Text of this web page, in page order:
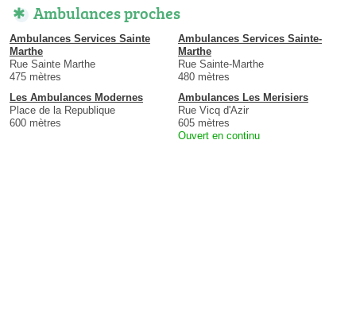
Ambulances proches
Ambulances Services Sainte
Marthe
Rue Sainte Marthe
475 mètres
Ambulances Services Sainte-
Marthe
Rue Sainte-Marthe
480 mètres
Les Ambulances Modernes
Place de la Republique
600 mètres
Ambulances Les Merisiers
Rue Vicq d'Azir
605 mètres
Ouvert en continu